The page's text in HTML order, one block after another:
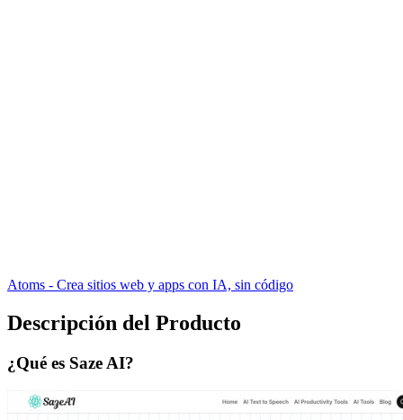
Atoms - Crea sitios web y apps con IA, sin código
Descripción del Producto
¿Qué es Saze AI?